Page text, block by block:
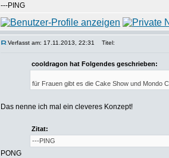
---PING
Verfasst am: 17.11.2013, 22:31 Titel:
cooldragon hat Folgendes geschrieben:
für Frauen gibt es die Cake Show und Mondo
Das nenne ich mal ein cleveres Konzept!
Zitat:
---PING
PONG